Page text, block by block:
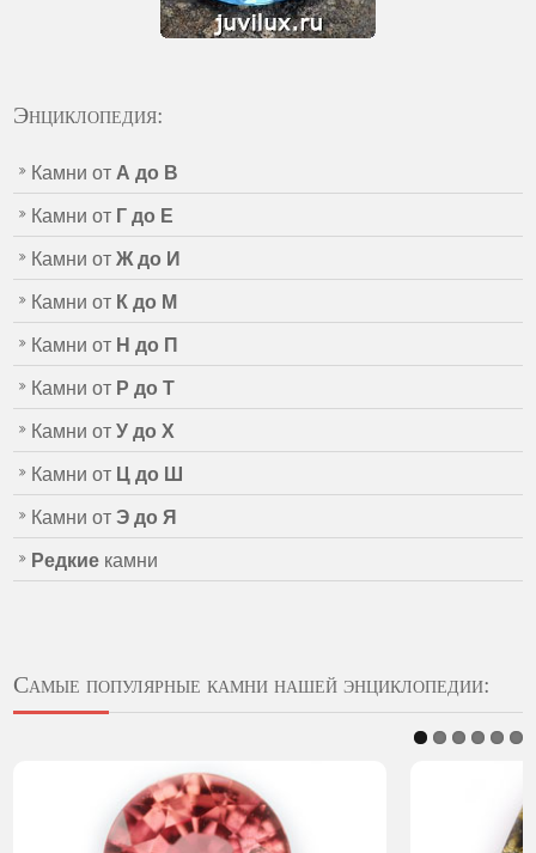
Энциклопедия:
Камни от А до В
Камни от Г до Е
Камни отЖ до И
Камни от К до М
Камни от Н до П
Камни от Р до Т
Камни отУ до Х
Камни от Ц до Ш
Камни отЭ до Я
Редкие камни
Самые популярные камни нашей энциклопедии: